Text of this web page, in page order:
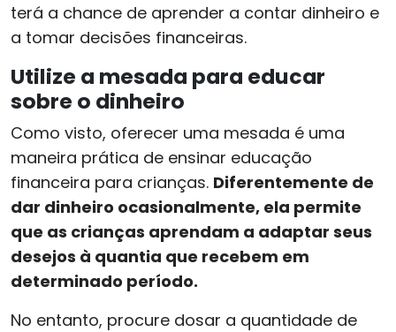
terá a chance de aprender a contar dinheiro e
a tomar decisões financeiras.
Utilize a mesada para educar
sobre o dinheiro
Como visto, oferecer uma mesada é uma
maneira prática de ensinar educação
financeira para crianças. Diferentemente de
dar dinheiro ocasionalmente, ela permite
que as crianças aprendam a adaptar seus
desejos à quantia que recebem em
determinado período.
No entanto, procure dosar a quantidade de